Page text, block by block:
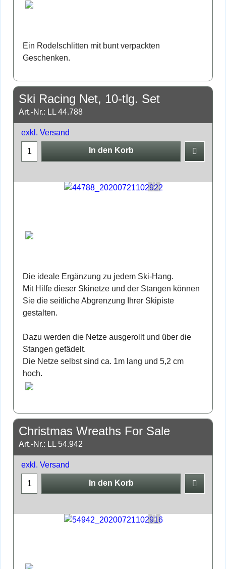
Ein Rodelschlitten mit bunt verpackten
Geschenken.
Ski Racing Net, 10-tlg. Set
Art.-Nr.: LL 44.788
exkl. Versand
In den Korb
Die ideale Ergänzung zu jedem Ski-Hang.
Mit Hilfe dieser Skinetze und der Stangen können
Sie die seitliche Abgrenzung Ihrer Skipiste
gestalten.
Dazu werden die Netze ausgerollt und über die
Stangen gefädelt.
Die Netze selbst sind ca. 1m lang und 5,2 cm
hoch.
Christmas Wreaths For Sale
Art.-Nr.: LL 54.942
exkl. Versand
In den Korb